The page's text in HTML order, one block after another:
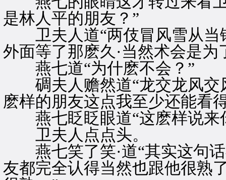
是林人平的朋友？”
卫夫人道“两伎冒风雪从当
外面等了那麽久·当然术会是为
燕七道“为什麽不会？”
碉夫人赡然道“龙交龙风交
麽样的朋友这点我至少还能看
燕七眨眨眼道“这麽样说来
卫夫人点点头。
燕七笑了笑·道“其实这句话
友都完全认得当然也跟他很熟